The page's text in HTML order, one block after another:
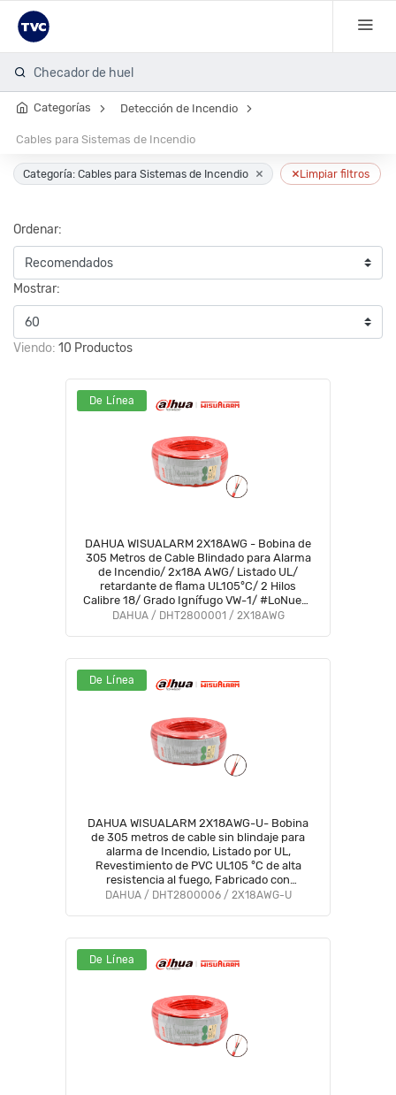
Checador de huella
Categorías Detección de Incendio
Cables para Sistemas de Incendio
Categoría: Cables para Sistemas de Incendio × ×Limpiar filtros
Ordenar:
Mostrar:
Viendo: 10 Productos
De Línea
DAHUA WISUALARM 2X18AWG - Bobina de
305 Metros de Cable Blindado para Alarma
de Incendio/ 2x18A AWG/ Listado UL/
retardante de flama UL105°C/ 2 Hilos
Calibre 18/ Grado Ignífugo VW-1/ #LoNuevo
#Wisualarm #MCI1 #IWIS #WO #MWA
DAHUA / DHT2800001 / 2X18AWG
De Línea
DAHUA WISUALARM 2X18AWG-U- Bobina
de 305 metros de cable sin blindaje para
alarma de Incendio, Listado por UL,
Revestimiento de PVC UL105 °C de alta
resistencia al fuego, Fabricado con
aislamiento de cloruro de polivinilo UL105 °C
DAHUA / DHT2800006 / 2X18AWG-U
De Línea